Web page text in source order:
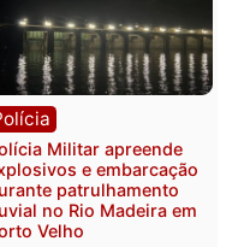
Polícia
Polícia Civil deflagra
operação contra facção
criminosa que atacava